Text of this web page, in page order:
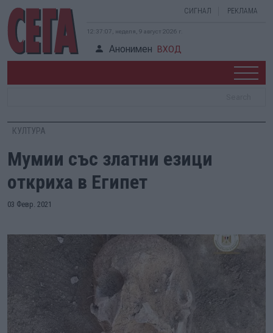
СИГНАЛ РЕКЛАМА
12:37:08, неделя, 9 август 2026 г.
Анонимен ВХОД
КУЛТУРА
Мумии със златни езици
откриха в Египет
03 Февр. 2021